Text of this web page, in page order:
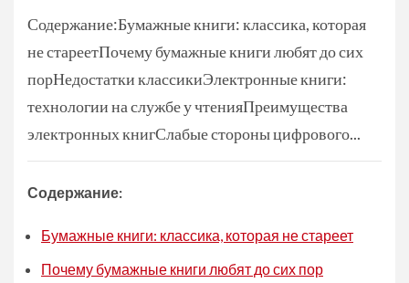
Содержание:Бумажные книги: классика, которая
не стареетПочему бумажные книги любят до сих
порНедостатки классикиЭлектронные книги:
технологии на службе у чтенияПреимущества
электронных книгСлабые стороны цифрового...
Содержание:
Бумажные книги: классика, которая не стареет
Почему бумажные книги любят до сих пор